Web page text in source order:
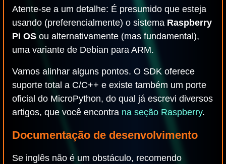
Atente-se a um detalhe: É presumido que esteja
usando (preferencialmente) o sistema Raspberry
Pi OS ou alternativamente (mas fundamental),
uma variante de Debian para ARM.
Vamos alinhar alguns pontos. O SDK oferece
suporte total a C/C++ e existe também um porte
oficial do MicroPython, do qual já escrevi diversos
artigos, que você encontra na seção Raspberry.
Documentação de desenvolvimento
Se inglês não é um obstáculo, recomendo